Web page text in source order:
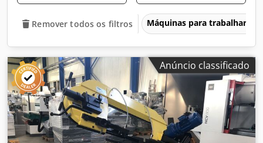
Remover todos os filtros Máquinas para trabalhar
Anúncio classificado